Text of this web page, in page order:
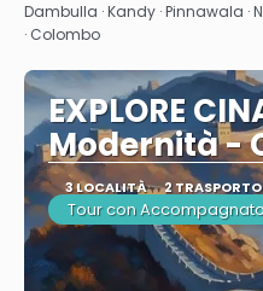
Dambulla · Kandy · Pinnawala ·
· Colombo
EXPLORE
Modernità -
3 LOCALITÀ 2 TRASPORTO
Tour con